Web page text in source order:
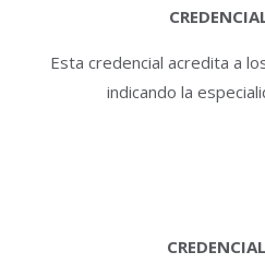
Esta credencial acredita a
indicando la